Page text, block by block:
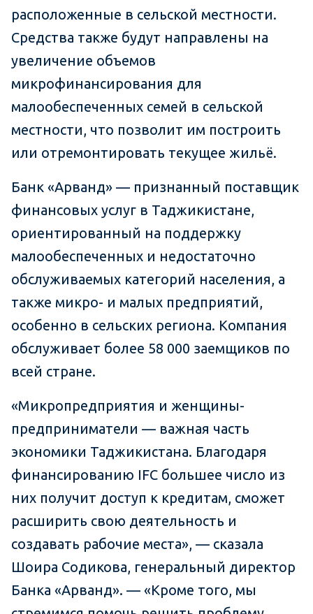
расположенные в сельской местности.
Средства также будут направлены на
увеличение объемов
микрофинансирования для
малообеспеченных семей в сельской
местности, что позволит им построить
или отремонтировать текущее жильё.
Банк «Арванд» — признанный поставщик
финансовых услуг в Таджикистане,
ориентированный на поддержку
малообеспеченных и недостаточно
обслуживаемых категорий населения, а
также микро- и малых предприятий,
особенно в сельских региона. Компания
обслуживает более 58 000 заемщиков по
всей стране.
«Микропредприятия и женщины-
предприниматели — важная часть
экономики Таджикистана. Благодаря
финансированию IFC большее число из
них получит доступ к кредитам, сможет
расширить свою деятельность и
создавать рабочие места», — сказала
Шоира Содикова, генеральный директор
Банка «Арванд». — «Кроме того, мы